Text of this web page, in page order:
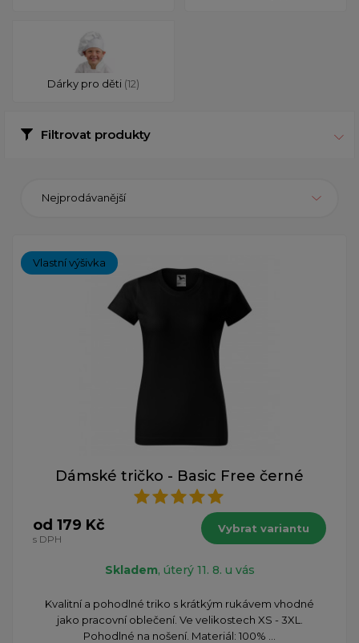
Dárky pro děti (12)
Filtrovat produkty
Nejprodávanější
Vlastní výšivka
Dámské tričko - Basic Free černé
od 179 Kč
s DPH
Vybrat variantu
Skladem, úterý 11. 8. u vás
Kvalitní a pohodlné triko s krátkým rukávem vhodné
jako pracovní oblečení. Ve velikostech XS - 3XL.
Pohodlné na nošení. Materiál: 100% ...